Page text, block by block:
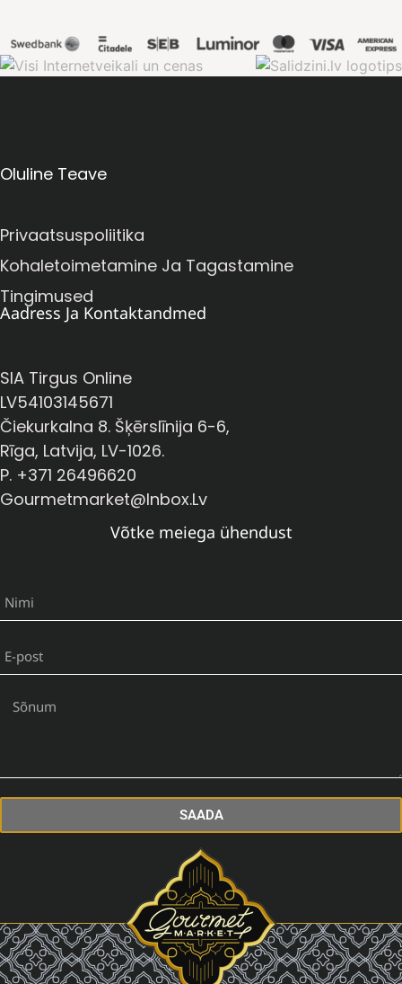
Oluline Teave
Privaatsuspoliitika
Kohaletoimetamine Ja Tagastamine
Tingimused
Aadress Ja Kontaktandmed
SIA Tirgus Online
LV54103145671
Čiekurkalna 8. Šķērslīnija 6-6,
Rīga, Latvija, LV-1026.
P. +371 26496620
Gourmetmarket@inbox.lv
Võtke meiega ühendust
SAADA